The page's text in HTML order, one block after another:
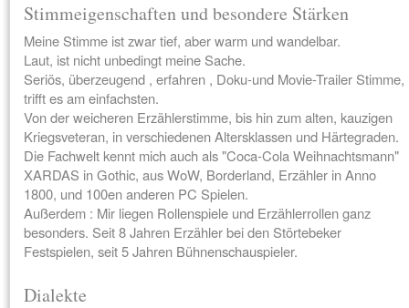
Stimmeigenschaften und besondere Stärken
Meine Stimme ist zwar tief, aber warm und wandelbar.
Laut, ist nicht unbedingt meine Sache.
Seriös, überzeugend , erfahren , Doku-und Movie-Trailer Stimme,
trifft es am einfachsten.
Von der weicheren Erzählerstimme, bis hin zum alten, kauzigen
Kriegsveteran, in verschiedenen Altersklassen und Härtegraden.
Die Fachwelt kennt mich auch als "Coca-Cola Weihnachtsmann"
XARDAS in Gothic, aus WoW, Borderland, Erzähler in Anno
1800, und 100en anderen PC Spielen.
Außerdem : Mir liegen Rollenspiele und Erzählerrollen ganz
besonders. Seit 8 Jahren Erzähler bei den Störtebeker
Festspielen, seit 5 Jahren Bühnenschauspieler.
Dialekte